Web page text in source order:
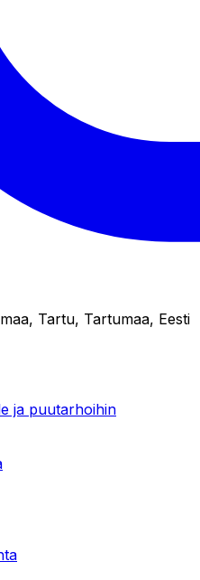
Tartu, Tartumaa, Eesti
ja puutarhoihin